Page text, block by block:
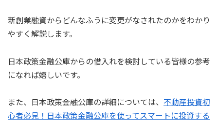
新創業融資からどんなふうに変更がなされたのかをわかり
やすく解説します。
日本政策金融公庫からの借入れを検討している皆様の参考
になれば嬉しいです。
また、日本政策金融公庫の詳細については、 不動産投資初
心者必見！日本政策金融公庫を使ってスマートに投資する